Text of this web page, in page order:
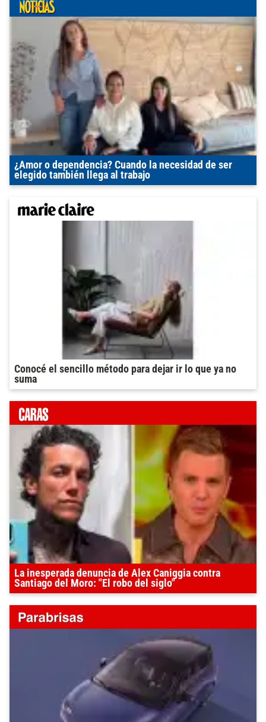
¿Amor o dependencia? Cuando la necesidad de ser
elegido también llega al trabajo
Conocé el sencillo método para dejar ir lo que ya no
suma
La inesperada denuncia de Alex Caniggia contra
Santiago del Moro: "El robo del siglo"